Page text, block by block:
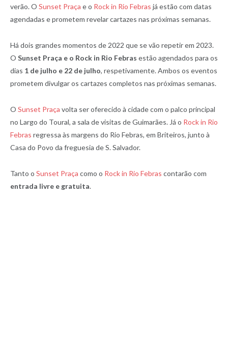
verão. O Sunset Praça e o Rock in Rio Febras já estão com datas
agendadas e prometem revelar cartazes nas próximas semanas.
Há dois grandes momentos de 2022 que se vão repetir em 2023.
O Sunset Praça e o Rock in Rio Febras estão agendados para os
dias 1 de julho e 22 de julho, respetivamente. Ambos os eventos
prometem divulgar os cartazes completos nas próximas semanas.
O Sunset Praça volta ser oferecido à cidade com o palco principal
no Largo do Toural, a sala de visitas de Guimarães. Já o Rock in Rio
Febras regressa às margens do Rio Febras, em Briteiros, junto à
Casa do Povo da freguesia de S. Salvador.
Tanto o Sunset Praça como o Rock in Rio Febras contarão com
entrada livre e gratuita.